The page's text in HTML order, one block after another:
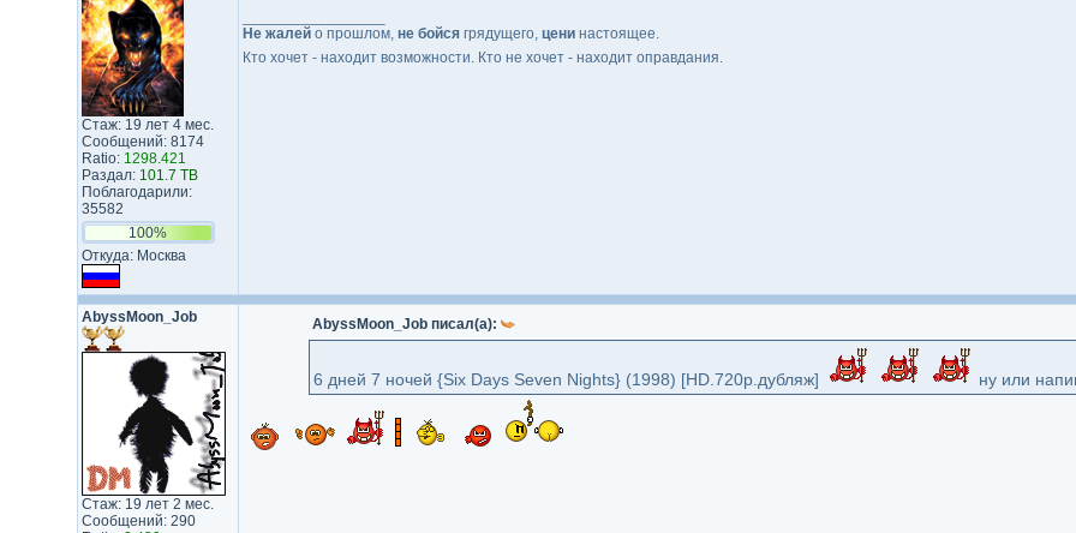
Стаж: 19 лет 4 мес.
Сообщений: 8174
Ratio: 1298.421
Раздал: 101.7 TB
Поблагодарили:
35582
100%
Откуда: Москва
Не жалейо прошлом, не бойсягрядущего, ценинастоящее.
Кто хочет - находит возможности. Кто не хочет - находит оправдания.
AbyssMoon_Job
Стаж: 19 лет 2 мес.
Сообщений: 290
AbyssMoon_Job писал(а):
6 дней 7 ночей {Six Days Seven Nights} (1998) [HD.720p.дубляж] ну или